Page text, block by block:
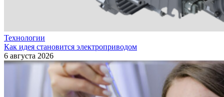
Технологии
Как идея становится электроприводом
6 августа 2026